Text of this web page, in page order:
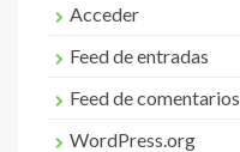
Acceder
Feed de entradas
Feed de comentarios
WordPress.org